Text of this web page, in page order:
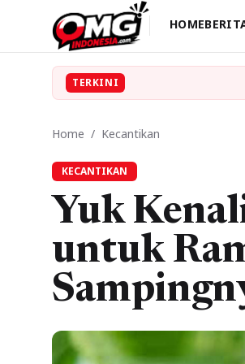
HOME
TERKINI
Home / Kecantikan
KECANTIKAN
Yuk
untuk